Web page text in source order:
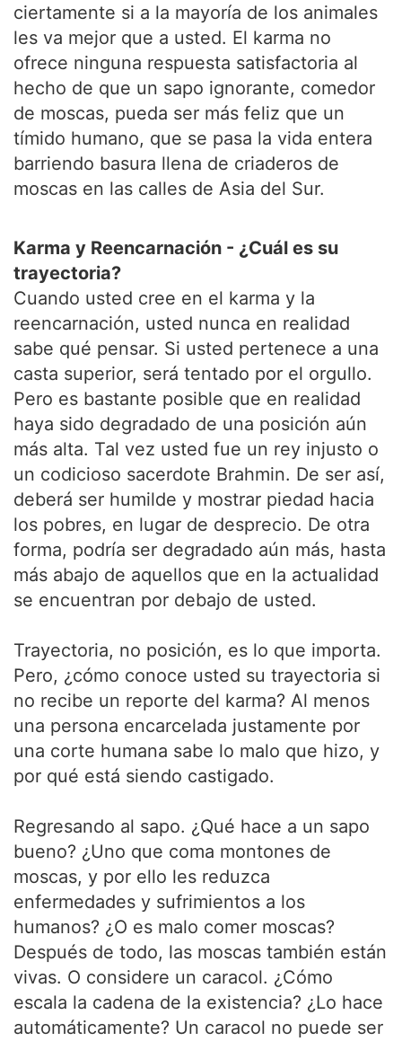
ciertamente si a la mayoría de los animales
les va mejor que a usted. El karma no
ofrece ninguna respuesta satisfactoria al
hecho de que un sapo ignorante, comedor
de moscas, pueda ser más feliz que un
tímido humano, que se pasa la vida entera
barriendo basura llena de criaderos de
moscas en las calles de Asia del Sur.
Karma y Reencarnación - ¿Cuál es su
trayectoria?
Cuando usted cree en el karma y la
reencarnación, usted nunca en realidad
sabe qué pensar. Si usted pertenece a una
casta superior, será tentado por el orgullo.
Pero es bastante posible que en realidad
haya sido degradado de una posición aún
más alta. Tal vez usted fue un rey injusto o
un codicioso sacerdote Brahmin. De ser así,
deberá ser humilde y mostrar piedad hacia
los pobres, en lugar de desprecio. De otra
forma, podría ser degradado aún más, hasta
más abajo de aquellos que en la actualidad
se encuentran por debajo de usted.
Trayectoria, no posición, es lo que importa.
Pero, ¿cómo conoce usted su trayectoria si
no recibe un reporte del karma? Al menos
una persona encarcelada justamente por
una corte humana sabe lo malo que hizo, y
por qué está siendo castigado.
Regresando al sapo. ¿Qué hace a un sapo
bueno? ¿Uno que coma montones de
moscas, y por ello les reduzca
enfermedades y sufrimientos a los
humanos? ¿O es malo comer moscas?
Después de todo, las moscas también están
vivas. O considere un caracol. ¿Cómo
escala la cadena de la existencia? ¿Lo hace
automáticamente? Un caracol no puede ser